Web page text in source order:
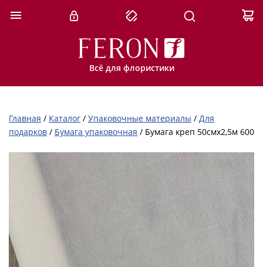
Всё для флористики
Главная / Каталог / Упаковочные материалы / Для
подарков / Бумага упаковочная / Бумага креп 50смх2,5м 600